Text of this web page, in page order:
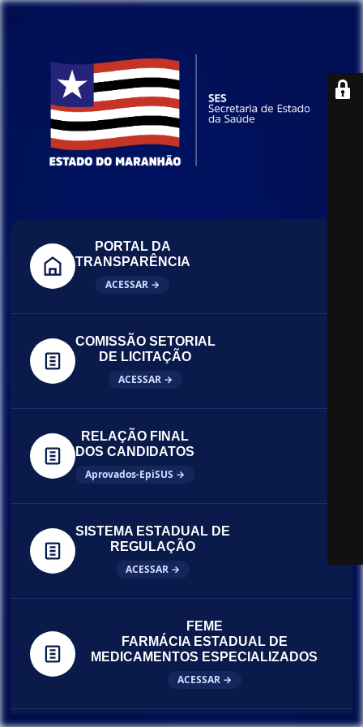
PORTAL DA
TRANSPARÊNCIA
ACESSAR →
COMISSÃO SETORIAL
DE LICITAÇÃO
ACESSAR →
RELAÇÃO FINAL
DOS CANDIDATOS
Aprovados-EpiSUS →
SISTEMA ESTADUAL DE
REGULAÇÃO
ACESSAR →
FEME
FARMÁCIA ESTADUAL DE
MEDICAMENTOS ESPECIALIZADOS
ACESSAR →